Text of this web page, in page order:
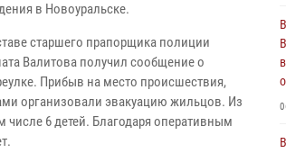
в Новоуральске.
старшего прапорщика полиции
Валитова получил сообщение о
Прибыв на место происшествия,
организовали эвакуацию жильцов. Из
6 детей. Благодаря оперативным